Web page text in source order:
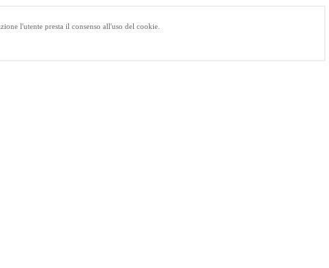
l'utente presta il consenso all'uso del cookie.